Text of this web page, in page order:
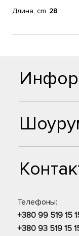
Длина, cm 28
Телефоны:
+380 99 519 15
+380 93 519 15